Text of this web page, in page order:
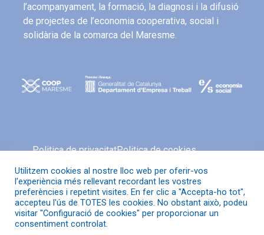
l’acompanyament, la formació, la diagnosi i la difusió
de projectes de l’economia cooperativa, social i
solidària de la comarca del Maresme.
Politica de privacitatPolitica de cookies
© Coop Maresme
Utilitzem cookies al nostre lloc web per oferir-vos
l’experiència més rellevant recordant les vostres
preferències i repetint visites. En fer clic a "Accepta-ho tot",
accepteu l'ús de TOTES les cookies. No obstant això, podeu
visitar "Configuració de cookies" per proporcionar un
consentiment controlat.